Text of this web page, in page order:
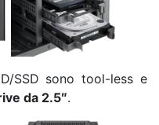
SSD sono tool-less e
da 2.5″.